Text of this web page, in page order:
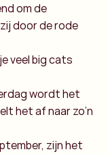
om de
door de rode
veel big cats
wordt het
het af naar zo’n
zijn het